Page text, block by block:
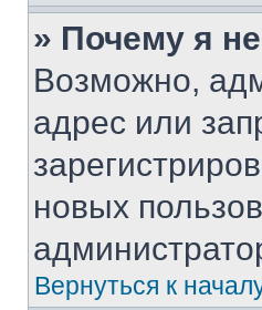
» Почему я
Возможно,
адрес или
новых
Вернуться к